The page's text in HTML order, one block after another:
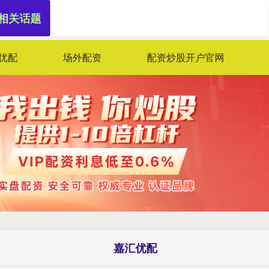
配 场外配资 配资炒股开户官网
嘉汇优配
关话题